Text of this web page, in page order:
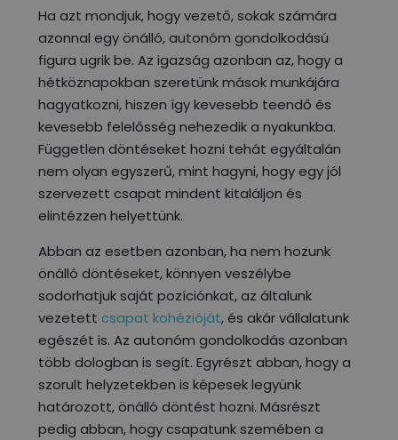
Ha azt mondjuk, hogy vezető, sokak számára
azonnal egy önálló, autonóm gondolkodású
figura ugrik be. Az igazság azonban az, hogy a
hétköznapokban szeretünk mások munkájára
hagyatkozni, hiszen így kevesebb teendő és
kevesebb felelősség nehezedik a nyakunkba.
Független döntéseket hozni tehát egyáltalán
nem olyan egyszerű, mint hagyni, hogy egy jól
szervezett csapat mindent kitaláljon és
elintézzen helyettünk.
Abban az esetben azonban, ha nem hozunk
önálló döntéseket, könnyen veszélybe
sodorhatjuk saját pozíciónkat, az általunk
vezetett csapat kohézióját, és akár vállalatunk
egészét is. Az autonóm gondolkodás azonban
több dologban is segít. Egyrészt abban, hogy a
szorult helyzetekben is képesek legyünk
határozott, önálló döntést hozni. Másrészt
pedig abban, hogy csapatunk szemében a